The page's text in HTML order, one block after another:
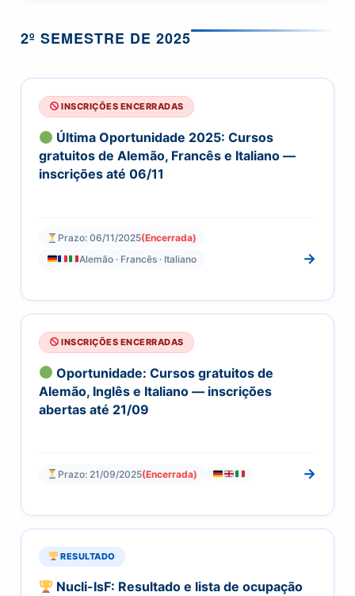
2º SEMESTRE DE 2025
INSCRIÇÕES ENCERRADAS
Última Oportunidade 2025: Cursos
gratuitos de Alemão, Francês e Italiano —
inscrições até 06/11
Prazo: 06/11/2025(Encerrada)
Alemão · Francês · Italiano
→
INSCRIÇÕES ENCERRADAS
Oportunidade: Cursos gratuitos de
Alemão, Inglês e Italiano — inscrições
abertas até 21/09
Prazo: 21/09/2025(Encerrada) →
RESULTADO
Nucli-IsF: Resultado e lista de ocupação